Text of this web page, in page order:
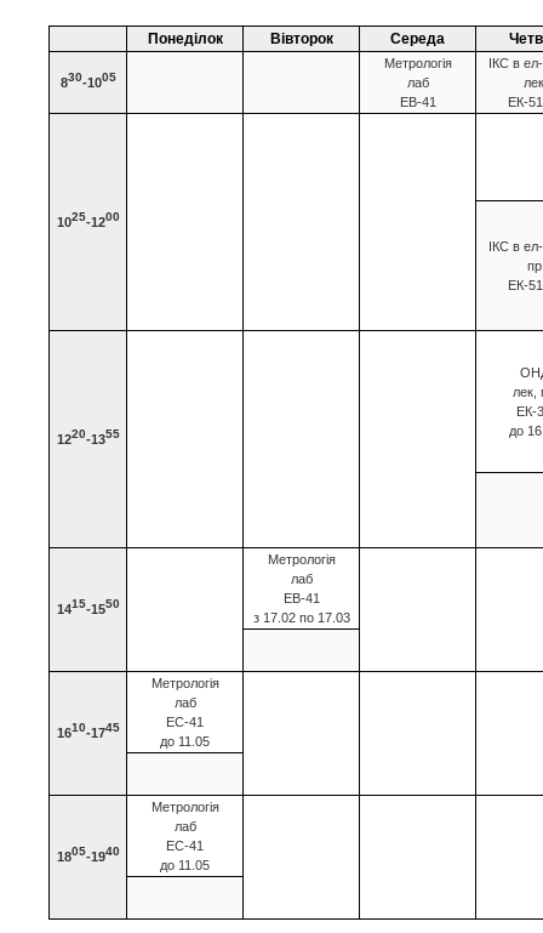
Понеділок Вівторок Середа
830-1005
Метрологія
лаб
ЕВ-41
ІКС в
лек
ЕК-
1025-1200
ІКС в
пр
ЕК-
1220-1355
лек,
ЕК-
до
1415-1550
Метрологія
лаб
ЕВ-41
з 17.02 по 17.03
1610-1745
Метрологія
лаб
ЕС-41
до 11.05
1805-1940
Метрологія
лаб
ЕС-41
до 11.05